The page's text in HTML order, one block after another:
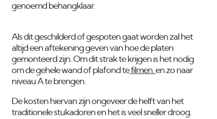
genoemd behangklaar.
Als dit geschilderd of gespoten gaat worden zal het
altijd een aftekening geven van hoe de platen
gemonteerd zijn. Om dit strak te krijgen is het nodig
om de gehele wand of plafond tefilmen.en zo naar
niveau A te brengen.
De kosten hiervan zijn ongeveer de helft van het
traditionele stukadoren en het is veel sneller droog.